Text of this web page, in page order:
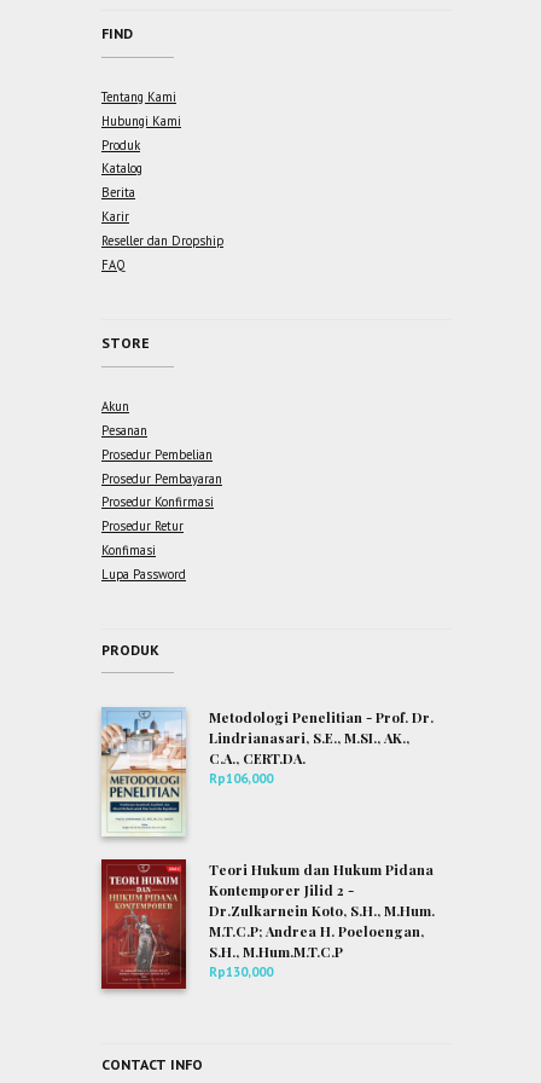
FIND
Tentang Kami
Hubungi Kami
Produk
Katalog
Berita
Karir
Reseller dan Dropship
FAQ
STORE
Akun
Pesanan
Prosedur Pembelian
Prosedur Pembayaran
Prosedur Konfirmasi
Prosedur Retur
Konfimasi
Lupa Password
PRODUK
Metodologi Penelitian - Prof. Dr.
Lindrianasari, S.E., M.SI., AK.,
C.A., CERT.DA.
Rp106,000
Teori Hukum dan Hukum Pidana
Kontemporer Jilid 2 -
Dr.Zulkarnein Koto, S.H., M.Hum.
M.T.C.P; Andrea H. Poeloengan,
S.H., M.Hum.M.T.C.P
Rp130,000
CONTACT INFO